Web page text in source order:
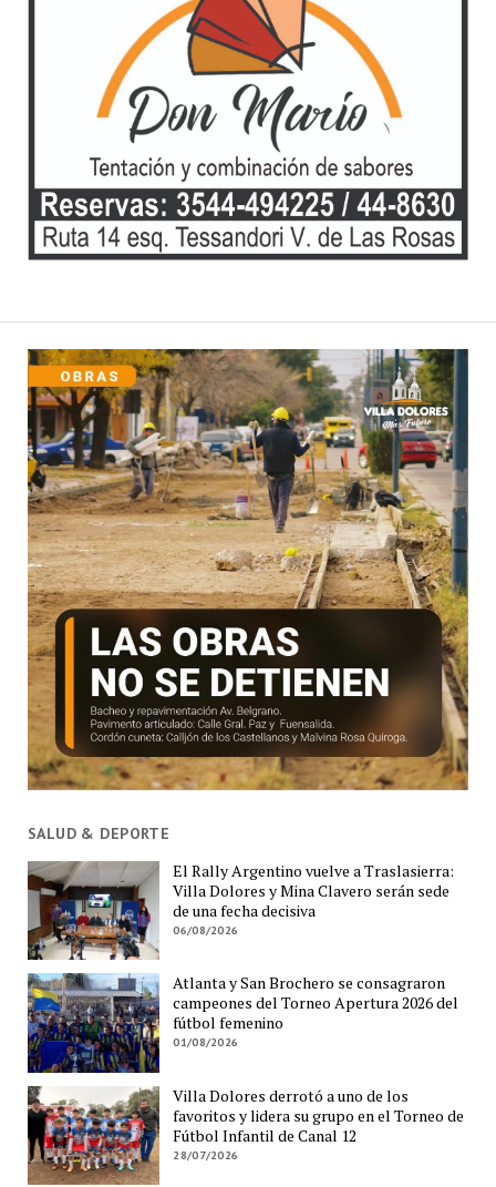
SALUD & DEPORTE
El Rally Argentino vuelve a Traslasierra:
Villa Dolores y Mina Clavero serán sede
de una fecha decisiva
06/08/2026
Atlanta y San Brochero se consagraron
campeones del Torneo Apertura 2026 del
fútbol femenino
01/08/2026
Villa Dolores derrotó a uno de los
favoritos y lidera su grupo en el Torneo de
Fútbol Infantil de Canal 12
28/07/2026